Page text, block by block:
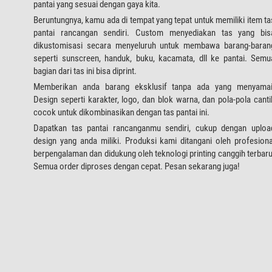
pantai yang sesuai dengan gaya kita.
Beruntungnya, kamu ada di tempat yang tepat untuk memiliki item
pantai rancangan sendiri. Custom menyediakan tas yang
dikustomisasi secara menyeluruh untuk membawa barang-
seperti sunscreen, handuk, buku, kacamata, dll ke pantai.
bagian dari tas ini bisa diprint.
Memberikan anda barang eksklusif tanpa ada yang
Design seperti karakter, logo, dan blok warna, dan pola-pola
cocok untuk dikombinasikan dengan tas pantai ini.
Dapatkan tas pantai rancanganmu sendiri, cukup dengan
design yang anda miliki. Produksi kami ditangani oleh
berpengalaman dan didukung oleh teknologi printing canggih
Semua order diproses dengan cepat. Pesan sekarang juga!